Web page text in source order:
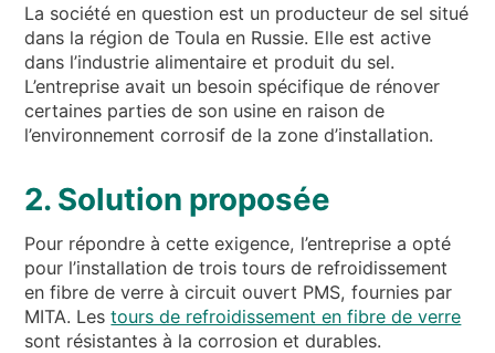
La société en question est un producteur de sel situé
dans la région de Toula en Russie. Elle est active
dans l’industrie alimentaire et produit du sel.
L’entreprise avait un besoin spécifique de rénover
certaines parties de son usine en raison de
l’environnement corrosif de la zone d’installation.
2. Solution proposée
Pour répondre à cette exigence, l’entreprise a opté
pour l’installation de trois tours de refroidissement
en fibre de verre à circuit ouvert PMS, fournies par
MITA. Lestours de refroidissement en fibre de verre
sont résistantes à la corrosion et durables.